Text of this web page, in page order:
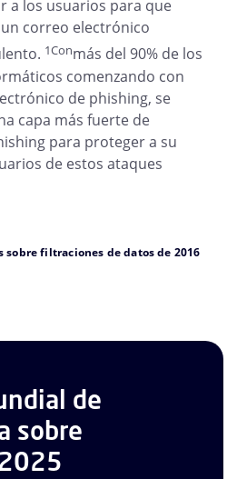
a los usuarios para que
correo electrónico
1Conmás del 90% de los
comenzando con
de phishing, se
capa más fuerte de
para proteger a su
de estos ataques
filtraciones de datos de 2016
de
sobre